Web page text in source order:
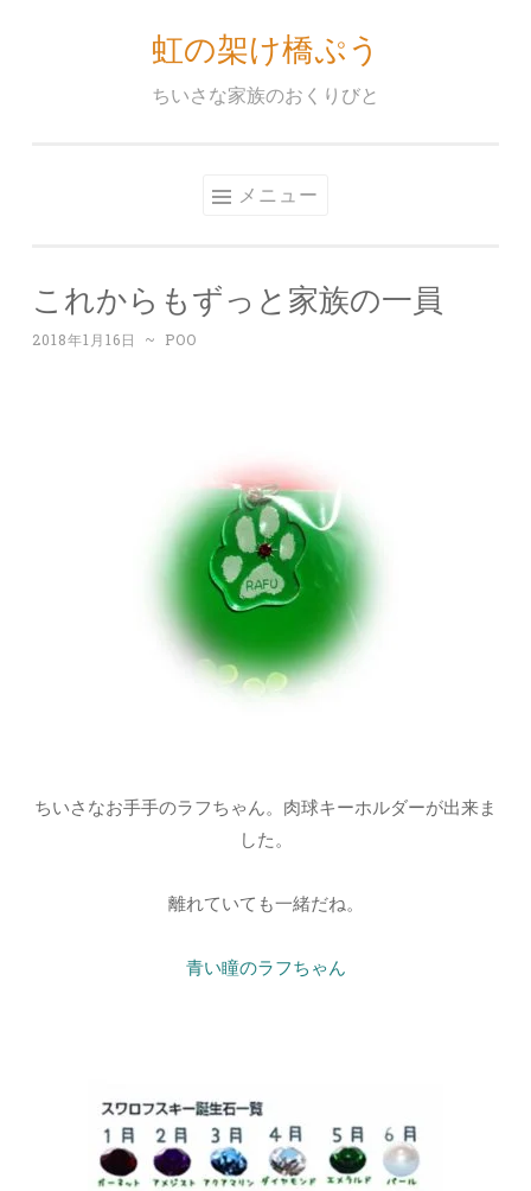
ッ
プ
虹の架け橋ぷう
ちいさな家族のおくりびと
メニュー
これからもずっと家族の一員
2018年1月16日 ~ POO
ちいさなお手手のラフちゃん。肉球キーホルダーが出来ま
した。
離れていても一緒だね。
青い瞳のラフちゃん